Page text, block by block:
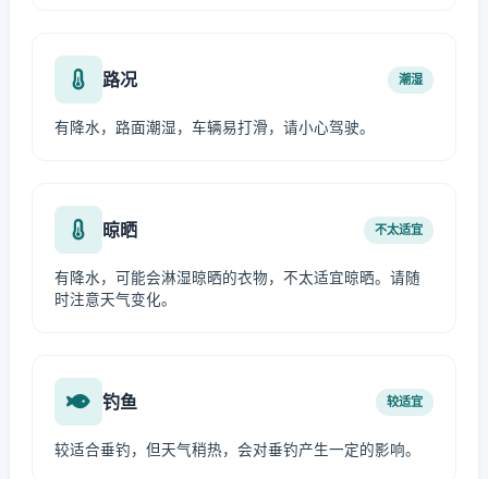
路况 潮湿
有降水，路面潮湿，车辆易打滑，请小心驾驶。
晾晒 不太适宜
有降水，可能会淋湿晾晒的衣物，不太适宜晾晒。请随
时注意天气变化。
钓鱼 较适宜
较适合垂钓，但天气稍热，会对垂钓产生一定的影响。